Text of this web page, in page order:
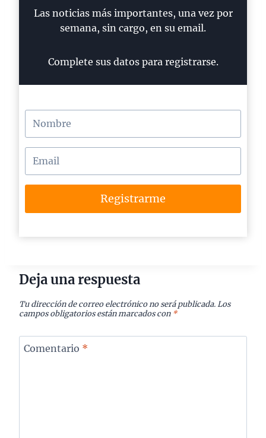
Las noticias más importantes, una vez por
semana, sin cargo, en su email.
Complete sus datos para registrarse.
Registrarme
Deja una respuesta
Tu dirección de correo electrónico no será publicada. Los
campos obligatorios están marcados con *
Comentario *